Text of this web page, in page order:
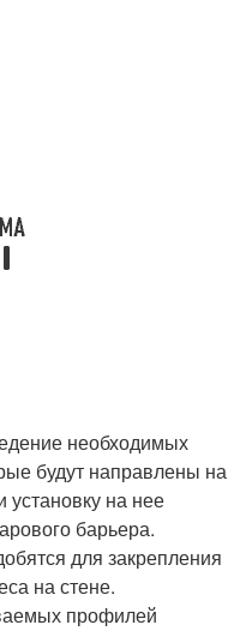
необходимых
будут направлены на
установку на нее
барьера.
для закрепления
на стене.
профилей